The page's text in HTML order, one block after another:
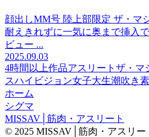
顔出しMM号 陸上部限定 ザ・マ
耐えきれずに一気に奥まで挿入
ビュー ...
2025.09.03
4時間以上作品アスリート ザ・マ
スハイビジョン女子大生潮吹き
ホーム
シグマ
MISSAV│筋肉・アスリート
© 2025 MISSAV│筋肉・アスリー